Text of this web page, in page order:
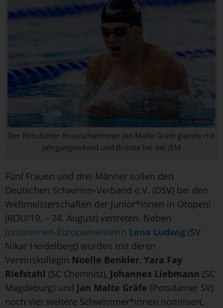
© Tino Heschel
Der Potsdamer Brustschwimmer Jan Malte Gräfe glänzte mit
Jahrgangsrekord und Bronze bei der JEM
Fünf Frauen und drei Männer sollen den
Deutschen Schwimm-Verband e.V. (DSV) bei den
Weltmeisterschaften der Junior*innen in Otopeni
(ROU/19. – 24. August) vertreten. Neben
Juniorinnen-Europameisterin Lena Ludwig (SV
Nikar Heidelberg) wurden mit deren
Vereinskollegin Noelle Benkler, Yara Fay
Riefstahl (SC Chemnitz), Johannes Liebmann (SC
Magdeburg) und Jan Malte Gräfe (Potsdamer SV)
noch vier weitere Schwimmer*innen nominiert,